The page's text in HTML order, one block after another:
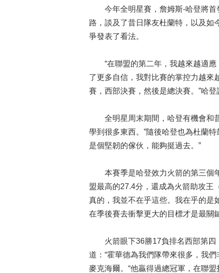
今年全明星賽，詹姆斯-哈登將首
路，談及了昔日隊友杜蘭特，以及如
爭發表了看法。
“在聯盟的第二年，我越來越適應
了更多自信，我對比賽的掌控力越來
賽，西部決賽，然後是總決賽。”哈
全明星周末期間，哈登有機會和昔
學到很多東西。”隨後哈登也為杜蘭
是個堅韌的傢伙，能夠挺過去。”
本賽季是哈登效力火箭的第三個
盟最高的27.4分，還成為火箭助攻王
真的，我並不在乎這些。我在乎的是
在季後賽去衝擊更大的目標才是最關
火箭眼下36勝17負排名西部第四
道：“霍華德為我們隊帶來很多，我
麥克海爾。“他贏得過總冠軍，在聯